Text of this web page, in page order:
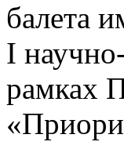
балета
I
рамках